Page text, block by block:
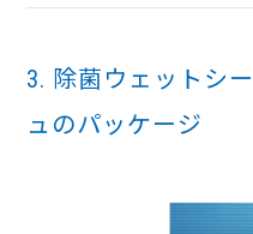
3. 除菌ウェットシ
ュのパッケージ